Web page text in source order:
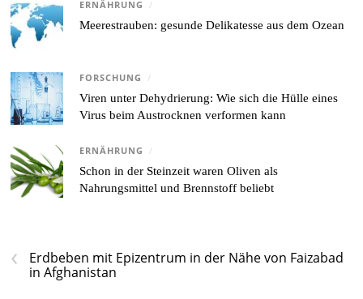
ERNÄHRUNG /
Meerestrauben: gesunde Delikatesse aus dem Ozean
FORSCHUNG /
Viren unter Dehydrierung: Wie sich die Hülle eines
Virus beim Austrocknen verformen kann
ERNÄHRUNG /
Schon in der Steinzeit waren Oliven als
Nahrungsmittel und Brennstoff beliebt
‹
Erdbeben mit Epizentrum in der Nähe von Faizabad
in Afghanistan